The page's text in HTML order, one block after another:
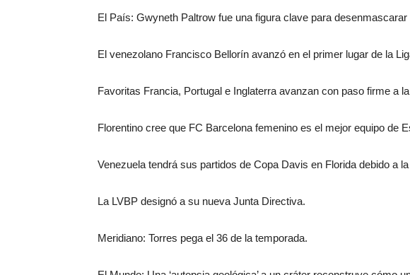
El País: Gwyneth Paltrow fue una figura clave para
El venezolano Francisco Bellorín avanzó en el primer lugar de la
Favoritas Francia, Portugal e Inglaterra avanzan con paso firme a
Florentino cree que FC Barcelona femenino es el mejor equipo de
Venezuela tendrá sus partidos de Copa Davis en Florida debido a
La LVBP designó a su nueva Junta Directiva.
Meridiano: Torres pega el 36 de la temporada.